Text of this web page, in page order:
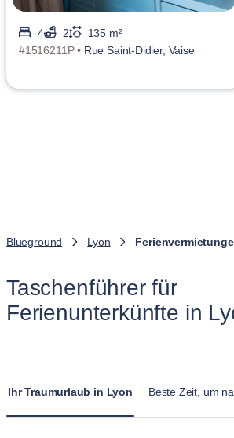
4 2
135 m²
#1516211P • Rue Saint-Didier, Vaise
Blueground Lyon
Taschenführer für
Ferienunterkünfte in
Ihr Traumurlaub in Lyon Beste Zeit, um